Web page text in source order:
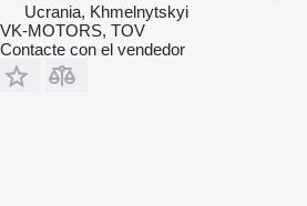
Ucrania, Khmelnytskyi
VK-MOTORS, TOV
Contacte con el vendedor